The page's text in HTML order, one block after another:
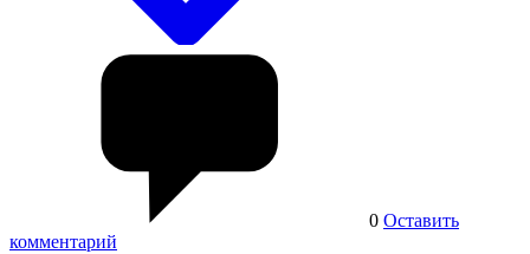
0 Оставить
комментарий